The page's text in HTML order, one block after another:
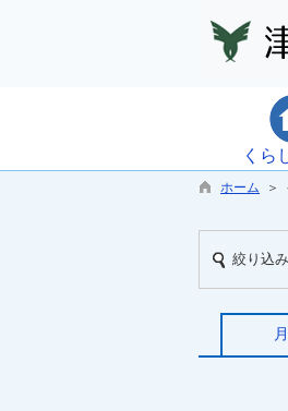
くら
ホーム ＞
絞り込